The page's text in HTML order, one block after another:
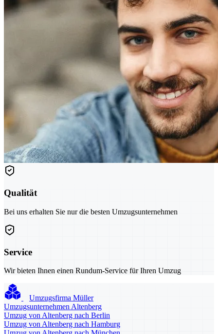
Qualität
Bei uns erhalten Sie nur die besten Umzugsunternehmen
Service
Wir bieten Ihnen einen Rundum-Service für Ihren Umzug
Umzugsfirma Müller
Umzugsunternehmen Altenberg
Umzug von Altenberg nach Berlin
Umzug von Altenberg nach Hamburg